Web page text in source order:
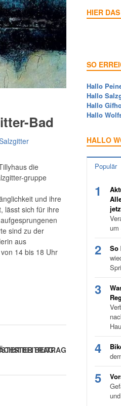
Bad
die
gruppe
und ihre
lässt sich für ihre
sind zu der
aus
14 bis 18 Uhr
BEITRAG
HIER
SO
Hallo
Hallo
Hallo
Hallo
HALLO
Populär
1
2 So
3
4
5